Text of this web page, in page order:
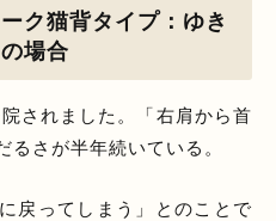
ク猫背タイプ：ゆき
場合
されました。「右肩から首
さが半年続いている。
戻ってしまう」とのことで